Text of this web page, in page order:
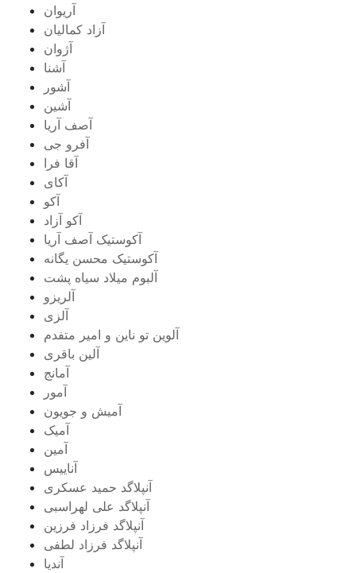
آریوان
آزاد کمالیان
آژوان
آشنا
آشور
آشین
آصف آریا
آفرو جی
آقا فرا
آکای
آکو
آکو آزاد
آکوستیک آصف آریا
آکوستیک محسن یگانه
آلبوم میلاد سیاه پشت
آلریزو
آلزی
آلوین تو ناین و امیر متفدم
آلین باقری
آمانج
آمور
آمیش و جویون
آمیک
آمین
آناییس
آنپلاگد حمید عسکری
آنپلاگد علی لهراسبی
آنپلاگد فرزاد فرزین
آنپلاگد فرزاد لطفی
آندیا